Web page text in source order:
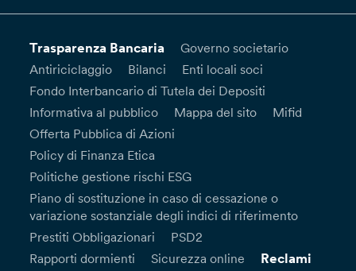
Trasparenza Bancaria
Governo societario
Antiriciclaggio
Bilanci
Enti locali soci
Fondo Interbancario di Tutela dei Depositi
Informativa al pubblico
Mappa del sito
Mifid
Offerta Pubblica di Azioni
Policy di Finanza Etica
Politiche gestione rischi ESG
Piano di sostituzione in caso di cessazione o
variazione sostanziale degli indici di riferimento
Prestiti Obbligazionari
PSD2
Rapporti dormienti
Sicurezza online Reclami